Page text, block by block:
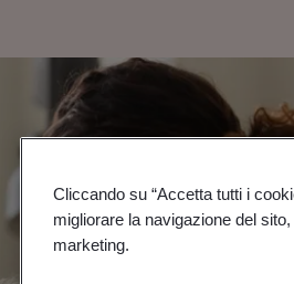
Cliccando su “Accetta tutti i
migliorare la navigazione del
marketing.